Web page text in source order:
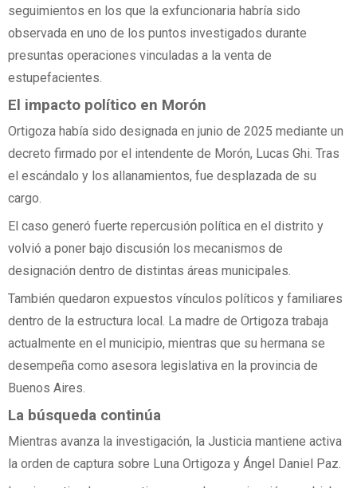
seguimientos en los que la exfuncionaria habría sido
observada en uno de los puntos investigados durante
presuntas operaciones vinculadas a la venta de
estupefacientes.
El impacto político en Morón
Ortigoza había sido designada en junio de 2025 mediante un
decreto firmado por el intendente de Morón, Lucas Ghi. Tras
el escándalo y los allanamientos, fue desplazada de su
cargo.
El caso generó fuerte repercusión política en el distrito y
volvió a poner bajo discusión los mecanismos de
designación dentro de distintas áreas municipales.
También quedaron expuestos vínculos políticos y familiares
dentro de la estructura local. La madre de Ortigoza trabaja
actualmente en el municipio, mientras que su hermana se
desempeña como asesora legislativa en la provincia de
Buenos Aires.
La búsqueda continúa
Mientras avanza la investigación, la Justicia mantiene activa
la orden de captura sobre Luna Ortigoza y Ángel Daniel Paz.